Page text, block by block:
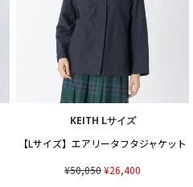
KEITH Lサイズ
【Lサイズ】エアリータフタジャケット
¥50,050¥26,400